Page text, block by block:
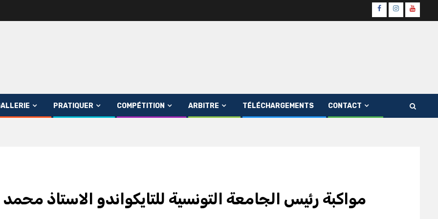
Page
Officielle
Instagram
youtube
Channel
PRATIQUER COMPÉTITION ARBITRE TÉLÉCHARGEMENTS CONTACT
مواكبة رئيس الجامعة التونسية للتايكواندو الاستاذ